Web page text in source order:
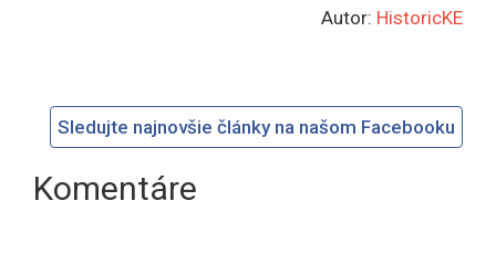
Autor: HistoricKE
Sledujte najnovšie články na našom Facebooku
Komentáre